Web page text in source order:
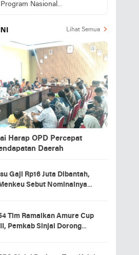
Program Nasional
Lihat Semua
Harap OPD Percepat
Daerah
Gaji Rp16 Juta Dibantah,
Sebut Nominalnya
Tim Ramaikan Amure Cup
Pemkab Sinjai Dorong